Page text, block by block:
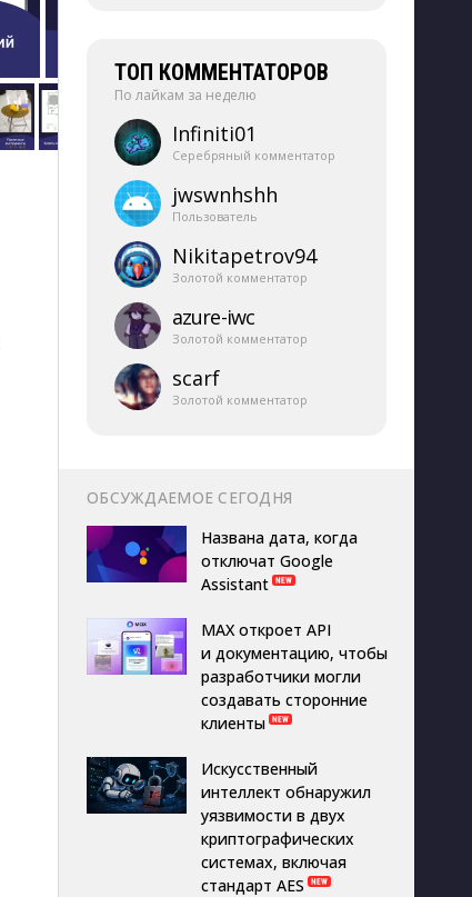
ТОП КОММЕНТАТОРОВ
По лайкам за неделю
Infiniti01
Серебряный комментатор
jwswnhshh
Пользователь
Nikitapetrov94
Золотой комментатор
azure-​iwc
Золотой комментатор
scarf
Золотой комментатор
ОБСУЖДАЕМОЕ СЕГОДНЯ
Названа дата, когда
отключат Google
Assistant
MAX откроет API
и документацию, чтобы
разработчики могли
создавать сторонние
клиенты
Искусственный
интеллект обнаружил
уязвимости в двух
криптографических
системах, включая
стандарт AES